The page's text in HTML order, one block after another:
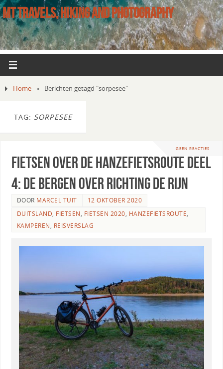
MT TRAVELS, HIKING AND PHOTOGRAPHY
Home » Berichten getagd "sorpesee"
TAG: SORPESEE
GEEN REACTIES
Fietsen over de Hanzefietsroute deel
4: de bergen over richting de Rijn
DOOR MARCEL TUIT
12 OKTOBER 2020
DUITSLAND, FIETSEN, FIETSEN 2020, HANZEFIETSROUTE,
KAMPEREN, REISVERSLAG